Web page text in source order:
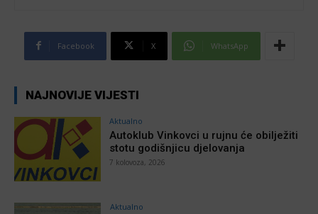
Facebook X WhatsApp
NAJNOVIJE VIJESTI
Aktualno
Autoklub Vinkovci u rujnu će obilježiti
stotu godišnjicu djelovanja
7 kolovoza, 2026
Aktualno